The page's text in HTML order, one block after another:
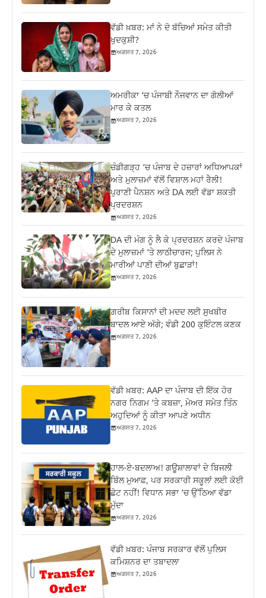
ਵੱਡੀ ਖ਼ਬਰ: ਮਾਂ ਨੇ ਦੋ ਬੱਚਿਆਂ ਸਮੇਤ ਕੀਤੀ
ਖੁਦਕੁਸ਼ੀ?
ਅਗਸਤ 7, 2026
ਅਮਰੀਕਾ ‘ਚ ਪੰਜਾਬੀ ਨੌਜਵਾਨ ਦਾ ਗੋਲੀਆਂ
ਮਾਰ ਕੇ ਕਤਲ
ਅਗਸਤ 7, 2026
ਚੰਡੀਗੜ੍ਹ ‘ਚ ਪੰਜਾਬ ਦੇ ਹਜ਼ਾਰਾਂ ਅਧਿਆਪਕਾਂ
ਅਤੇ ਮੁਲਾਜ਼ਮਾਂ ਵੱਲੋਂ ਵਿਸ਼ਾਲ ਮਹਾਂ ਰੈਲੀ!
ਪੁਰਾਣੀ ਪੈਨਸ਼ਨ ਅਤੇ DA ਲਈ ਵੱਡਾ ਸ਼ਕਤੀ
ਪ੍ਰਦਰਸ਼ਨ
ਅਗਸਤ 7, 2026
DA ਦੀ ਮੰਗ ਨੂੰ ਲੈ ਕੇ ਪ੍ਰਦਰਸ਼ਨ ਕਰਦੇ ਪੰਜਾਬ
ਦੇ ਮੁਲਾਜ਼ਮਾਂ ‘ਤੇ ਲਾਠੀਚਾਰਜ; ਪੁਲਿਸ ਨੇ
ਮਾਰੀਆਂ ਪਾਣੀ ਦੀਆਂ ਬੁਛਾੜਾਂ!
ਅਗਸਤ 7, 2026
ਗ਼ਰੀਬ ਕਿਸਾਨਾਂ ਦੀ ਮਦਦ ਲਈ ਸੁਖਬੀਰ
ਬਾਦਲ ਆਏ ਅੱਗੇ; ਵੰਡੀ 200 ਕੁਇੰਟਲ ਕਣਕ
ਅਗਸਤ 7, 2026
ਵੱਡੀ ਖ਼ਬਰ: AAP ਦਾ ਪੰਜਾਬ ਦੀ ਇੱਕ ਹੋਰ
ਨਗਰ ਨਿਗਮ ‘ਤੇ ਕਬਜ਼ਾ, ਮੇਅਰ ਸਮੇਤ ਤਿੰਨ
ਅਹੁਦਿਆਂ ਨੂੰ ਕੀਤਾ ਆਪਣੇ ਅਧੀਨ
ਅਗਸਤ 7, 2026
ਹਾਲ-ਏ-ਬਦਲਾਅ! ਗਊਸ਼ਾਲਾਵਾਂ ਦੇ ਬਿਜਲੀ
ਬਿੱਲ ਮੁਆਫ਼, ਪਰ ਸਰਕਾਰੀ ਸਕੂਲਾਂ ਲਈ ਕੋਈ
ਛੋਟ ਨਹੀਂ! ਵਿਧਾਨ ਸਭਾ ‘ਚ ਉੱਠਿਆ ਵੱਡਾ
ਮੁੱਦਾ
ਅਗਸਤ 7, 2026
ਵੱਡੀ ਖ਼ਬਰ: ਪੰਜਾਬ ਸਰਕਾਰ ਵੱਲੋਂ ਪੁਲਿਸ
ਕਮਿਸ਼ਨਰ ਦਾ ਤਬਾਦਲਾ
ਅਗਸਤ 7, 2026